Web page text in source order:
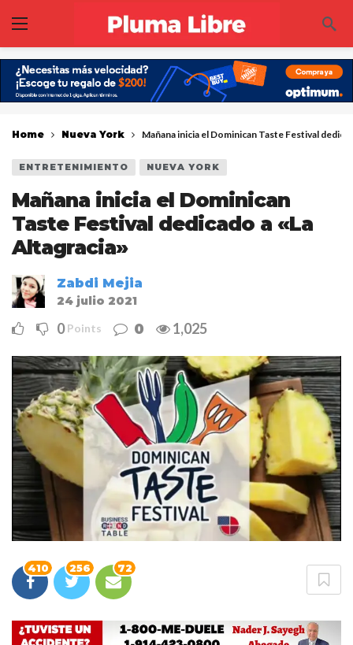
Home Nueva York Mañana inicia el Dominican Taste Festival
ENTRETENIMIENTO NUEVA YORK
Mañana inicia el Dominican
Taste Festival dedicado a «La
Altagracia»
Zabdi Mejia
24 julio 2021
0 Points 0 1,025
410 256 72